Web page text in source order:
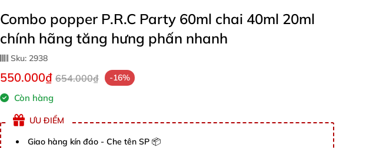
Combo popper P.R.C Party 60ml chai 40ml 20ml
chính hãng tăng hưng phấn nhanh
Sku: 2938
550.000₫ 654.000₫ -16%
Còn hàng
ƯU ĐIỂM
Giao hàng kín đáo - Che tên SP 📦